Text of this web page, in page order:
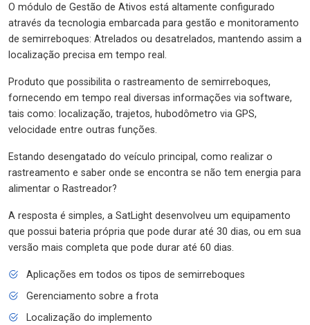
O módulo de Gestão de Ativos está altamente configurado
através da tecnologia embarcada para gestão e monitoramento
de semirreboques: Atrelados ou desatrelados, mantendo assim a
localização precisa em tempo real.
Produto que possibilita o rastreamento de semirreboques,
fornecendo em tempo real diversas informações via software,
tais como: localização, trajetos, hubodômetro via GPS,
velocidade entre outras funções.
Estando desengatado do veículo principal, como realizar o
rastreamento e saber onde se encontra se não tem energia para
alimentar o Rastreador?
A resposta é simples, a SatLight desenvolveu um equipamento
que possui bateria própria que pode durar até 30 dias, ou em sua
versão mais completa que pode durar até 60 dias.
Aplicações em todos os tipos de semirreboques
Gerenciamento sobre a frota
Localização do implemento